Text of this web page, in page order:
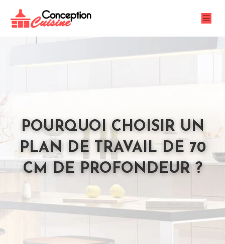
POURQUOI CHOISIR UN
PLAN DE TRAVAIL DE 70
CM DE PROFONDEUR ?